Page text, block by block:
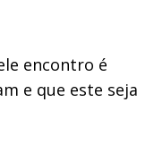
encontro é
e que este seja